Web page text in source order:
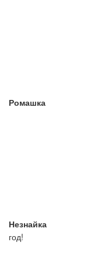
На
Я
В какой
Здесь
Такой не
Мне даже
Цветов
Ромашка
Открою
Не
Город
Будем мы
Будем
Незнайка
год!
Полон